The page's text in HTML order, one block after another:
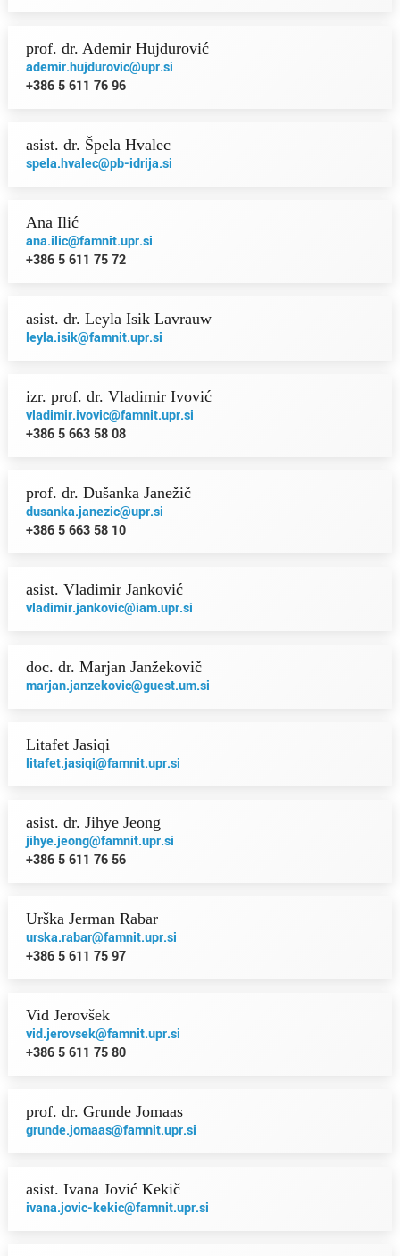
prof. dr. Ademir Hujdurović
ademir.hujdurovic@upr.si
+386 5 611 76 96
asist. dr. Špela Hvalec
spela.hvalec@pb-idrija.si
Ana Ilić
ana.ilic@famnit.upr.si
+386 5 611 75 72
asist. dr. Leyla Isik Lavrauw
leyla.isik@famnit.upr.si
izr. prof. dr. Vladimir Ivović
vladimir.ivovic@famnit.upr.si
+386 5 663 58 08
prof. dr. Dušanka Janežič
dusanka.janezic@upr.si
+386 5 663 58 10
asist. Vladimir Janković
vladimir.jankovic@iam.upr.si
doc. dr. Marjan Janžekovič
marjan.janzekovic@guest.um.si
Litafet Jasiqi
litafet.jasiqi@famnit.upr.si
asist. dr. Jihye Jeong
jihye.jeong@famnit.upr.si
+386 5 611 76 56
Urška Jerman Rabar
urska.rabar@famnit.upr.si
+386 5 611 75 97
Vid Jerovšek
vid.jerovsek@famnit.upr.si
+386 5 611 75 80
prof. dr. Grunde Jomaas
grunde.jomaas@famnit.upr.si
asist. Ivana Jović Kekič
ivana.jovic-kekic@famnit.upr.si